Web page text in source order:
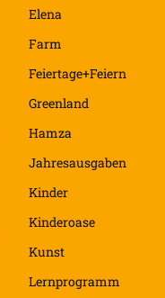
Elena
Farm
Feiertage+Feiern
Greenland
Hamza
Jahresausgaben
Kinder
Kinderoase
Kunst
Lernprogramm